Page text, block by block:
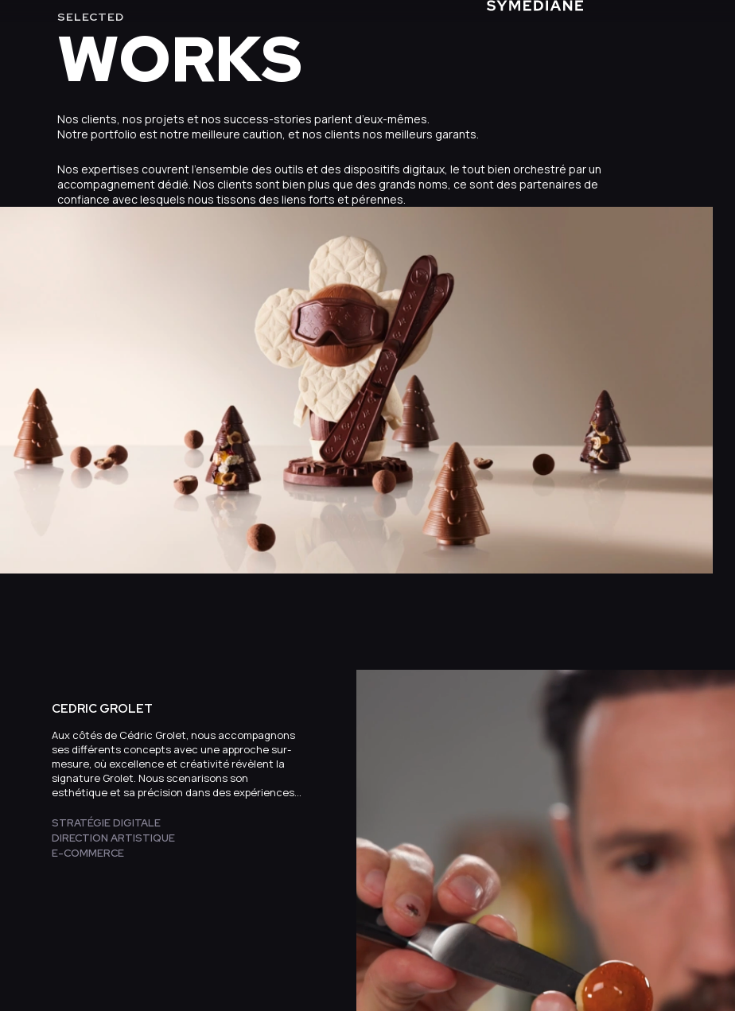
SELECTED
WORKS
Nos clients, nos projets et nos success-stories parlent d’eux-mêmes.
Notre portfolio est notre meilleure caution, et nos clients nos meilleurs garants.
Nos expertises couvrent l’ensemble des outils et des dispositifs digitaux, le tout bien orchestré par un
accompagnement dédié. Nos clients sont bien plus que des grands noms, ce sont des partenaires de
confiance avec lesquels nous tissons des liens forts et pérennes.
CEDRIC GROLET
Aux côtés de Cédric Grolet, nous accompagnons
ses différents concepts avec une approche sur-
mesure, où excellence et créativité révèlent la
signature Grolet. Nous scenarisons son
esthétique et sa précision dans des expériences
STRATÉGIE DIGITALE
DIRECTION ARTISTIQUE
E-COMMERCE